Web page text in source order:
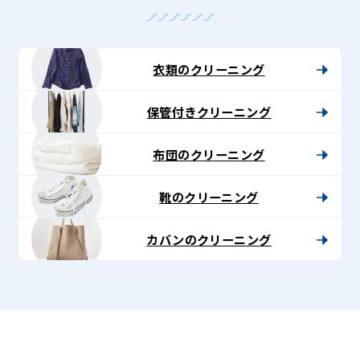
ト〉
衣類のクリーニング
保管付きクリーニング
布団のクリーニング
靴のクリーニング
カバンのクリーニング